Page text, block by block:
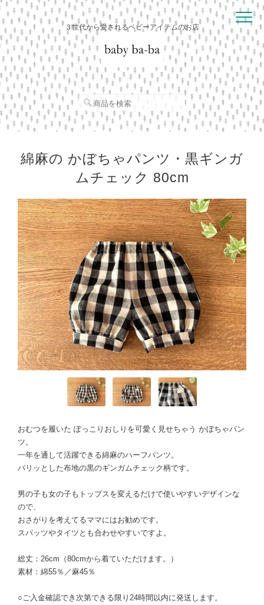
３世代から愛されるベビーアイテムのお店
綿麻の かぼちゃパンツ・黒ギンガ
ムチェック 80cm
おむつを履いた ぽっこりおしりを可愛く見せちゃう かぼちゃパン
ツ。
一年を通して活躍できる綿麻のハーフパンツ。
パリッとした布地の黒のギンガムチェック柄です。
男の子も女の子もトップスを変えるだけで使いやすいデザインな
ので、
おさがりを考えてるママにはお勧めです。
スパッツやタイツとも合わせやすいですよ。
総丈：26cm（80cmから着ていただけます。）
素材：綿55％／麻45％
○ご入金確認でき次第できる限り24時間以内に発送します。